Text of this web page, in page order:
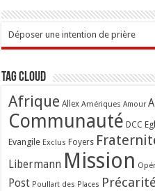
Déposer une intention de prière
Tag Cloud
Afrique Allex Amériques Amour
Communauté DCC
Evangile Exclus Foyers
Libermann Mission
Post Poullart des Places Précarité